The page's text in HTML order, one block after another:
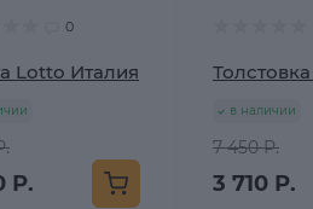
0
Lotto Италия
Р.
в наличии
7 450 Р.
3 710 Р.